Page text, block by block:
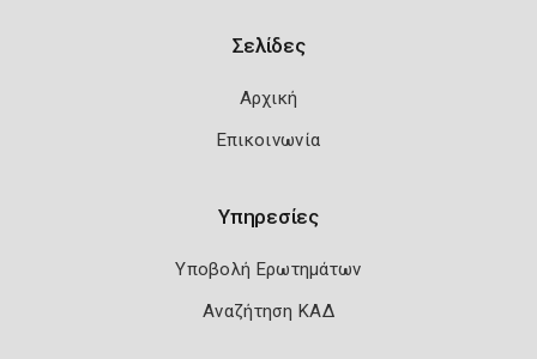
Σελίδες
Αρχική
Επικοινωνία
Υπηρεσίες
Υποβολή Ερωτημάτων
Αναζήτηση ΚΑΔ